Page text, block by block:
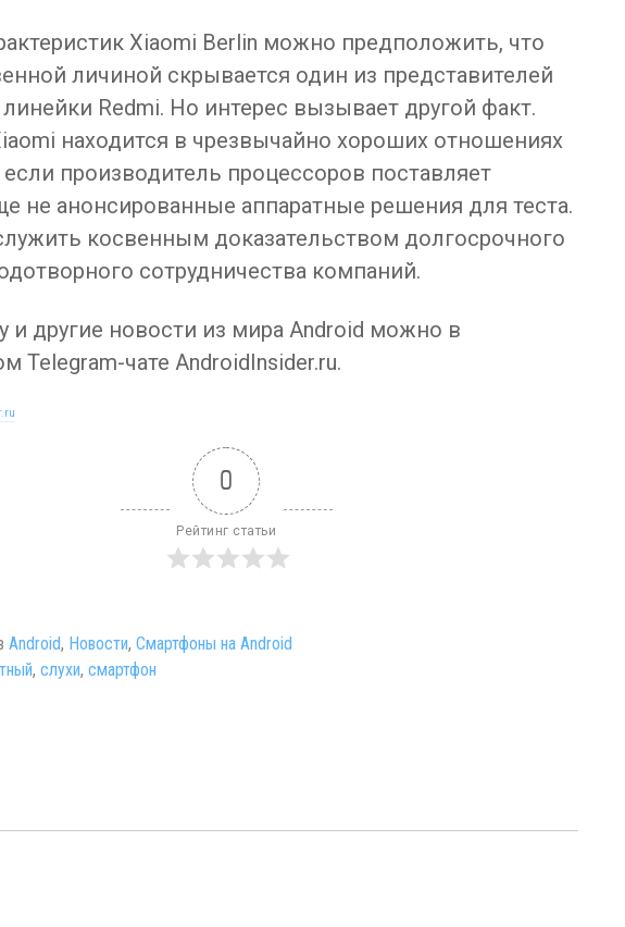
Xiaomi Berlin можно предположить, что
личиной скрывается один из представителей
Redmi. Но интерес вызывает другой факт.
находится в чрезвычайно хороших отношениях
если производитель процессоров поставляет
не анонсированные аппаратные решения для теста.
косвенным доказательством долгосрочного
сотрудничества компаний.
и другие новости из мира Android можно в
Telegram-чате AndroidInsider.ru.
0
Рейтинг статьи
Android, Новости, Смартфоны на Android
, слухи, смартфон